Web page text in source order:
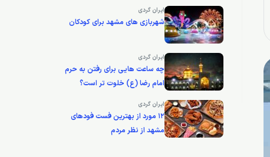
ایران گردی
شهربازی های مشهد برای کودکان
ایران گردی
چه ساعت هایی برای رفتن به حرم
امام رضا (ع) خلوت تر است؟
ایران گردی
12 مورد از بهترین فست فودهای
مشهد از نظر مردم